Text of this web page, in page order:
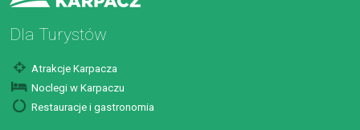
Dla Turystów
Atrakcje Karpacza
Noclegi w Karpaczu
Restauracje i gastronomia